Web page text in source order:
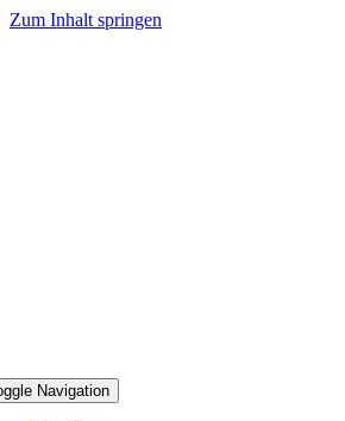
Zum Inhalt springen
Navigation